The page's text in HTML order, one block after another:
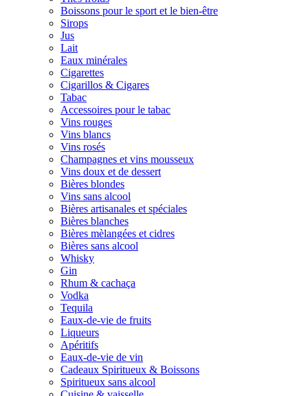
Boissons pour le sport et le bien-être
Sirops
Jus
Lait
Eaux minérales
Cigarettes
Cigarillos & Cigares
Tabac
Accessoires pour le tabac
Vins rouges
Vins blancs
Vins rosés
Champagnes et vins mousseux
Vins doux et de dessert
Bières blondes
Vins sans alcool
Bières artisanales et spéciales
Bières blanches
Bières mèlangées et cidres
Bières sans alcool
Whisky
Gin
Rhum & cachaça
Vodka
Tequila
Eaux-de-vie de fruits
Liqueurs
Apéritifs
Eaux-de-vie de vin
Cadeaux Spiritueux & Boissons
Spiritueux sans alcool